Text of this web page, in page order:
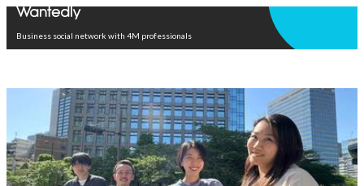
Business social network with 4M professionals